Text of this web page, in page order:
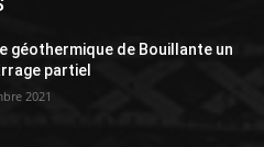
géothermique de Bouillante un
partiel
2021